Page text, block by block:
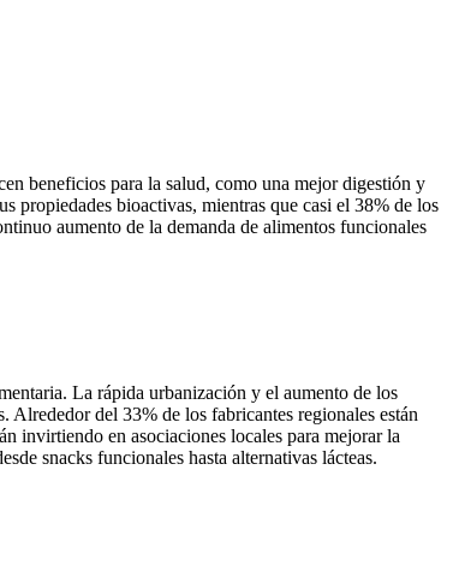
beneficios para la salud, como una mejor digestión y
propiedades bioactivas, mientras que casi el 38% de los
aumento de la demanda de alimentos funcionales
La rápida urbanización y el aumento de los
Alrededor del 33% de los fabricantes regionales están
invirtiendo en asociaciones locales para mejorar la
snacks funcionales hasta alternativas lácteas.